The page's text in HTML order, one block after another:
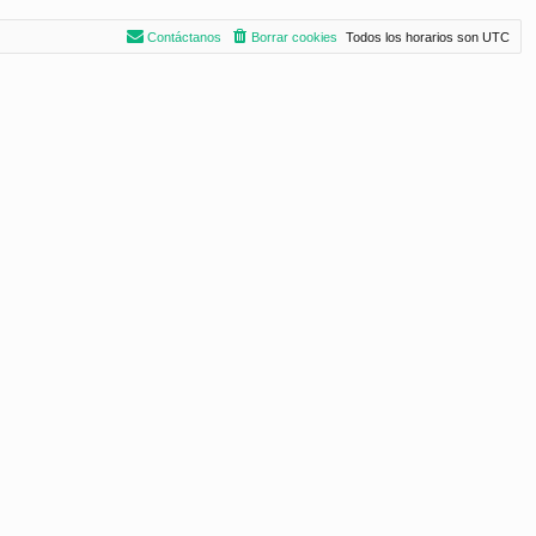
Todos los horarios son UTC
Borrar cookies
Contáctanos